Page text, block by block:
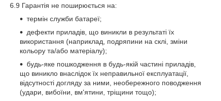
6.9 Гарантія не поширюється на:
термін служби батареї;
дефекти приладів, що виникли в результаті їх
використання (наприклад, подряпини на склі, зміни
кольору та/або матеріалу);
будь-яке пошкодження в будь-якій частині приладів,
що виникло внаслідок їх неправильної експлуатації,
відсутності догляду за ними, необережного поводження
(удари, вибоїни, вм'ятини, тріщини тощо);